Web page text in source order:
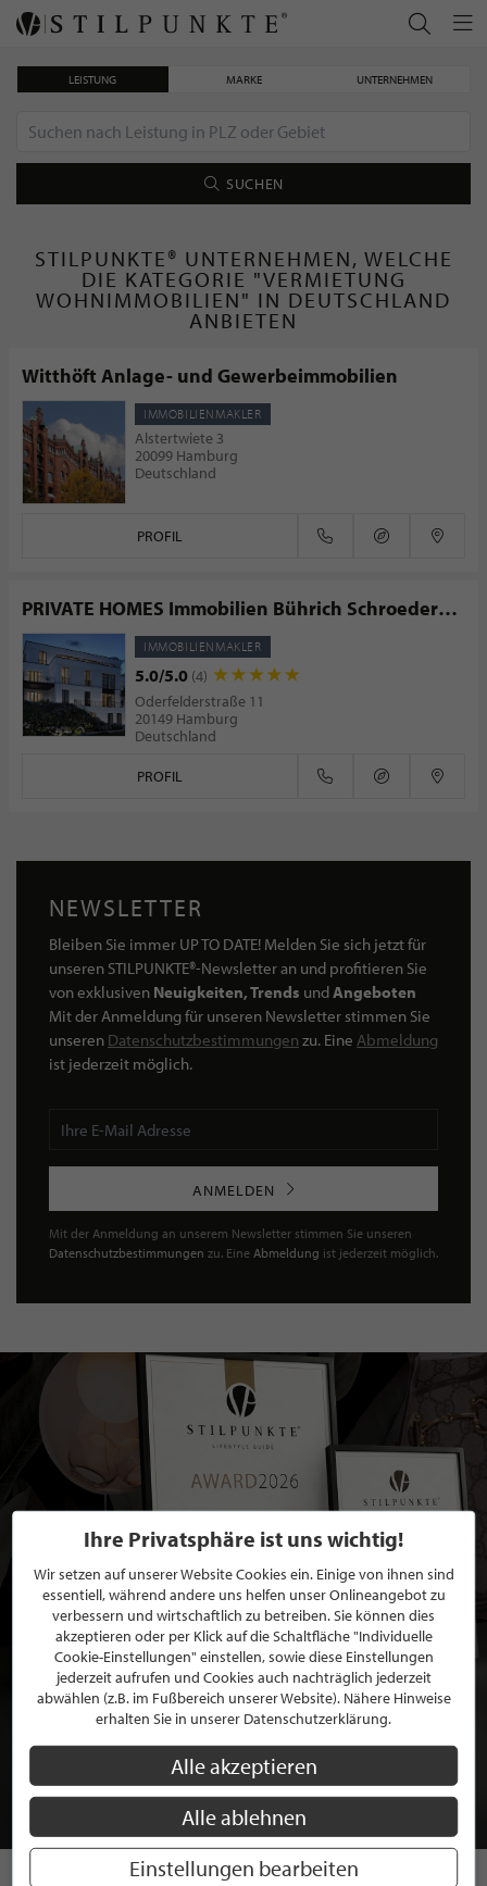
LEISTUNG MARKE UNTERNEHMEN
SUCHEN
STILPUNKTE® UNTERNEHMEN, WELCHE
DIE KATEGORIE "VERMIETUNG
WOHNIMMOBILIEN" IN DEUTSCHLAND
ANBIETEN
Witthöft Anlage- und Gewerbeimmobilien
IMMOBILIENMAKLER
Alstertwiete 3
20099 Hamburg
Deutschland
PROFIL
PRIVATE HOMES Immobilien Bührich Schroeder
GmbH & Co. KGIMMOBILIENMAKLER
5.0/5.0 (4)
Oderfelderstraße 11
20149 Hamburg
Deutschland
PROFIL
NEWSLETTER
Bleiben Sie immer UP TO DATE! Melden Sie sich jetzt für
unseren STILPUNKTE®-Newsletter an und profitieren Sie
von exklusiven Neuigkeiten, Trends undAngeboten
Mit der Anmeldung für unseren Newsletter stimmen Sie
unseren Datenschutzbestimmungen zu. Eine Abmeldung
ist jederzeit möglich.
ANMELDEN
Mit der Anmeldung an unserem Newsletter stimmen Sie unseren
Datenschutzbestimmungen zu. Eine Abmeldung ist jederzeit möglich.
BEWERBEN SIE SICH FÜR EINE GRATIS
MITGLIEDSCHAFT BEI STILPUNKTE®
JETZT GRATIS BEWERBEN
Ihre Privatsphäre ist uns wichtig!
Wir setzen auf unserer Website Cookies ein. Einige von ihnen sind
essentiell, während andere uns helfen unser Onlineangebot zu
verbessern und wirtschaftlich zu betreiben. Sie können dies
akzeptieren oder per Klick auf die Schaltfläche "Individuelle
Cookie-Einstellungen" einstellen, sowie diese Einstellungen
jederzeit aufrufen und Cookies auch nachträglich jederzeit
abwählen (z.B. im Fußbereich unserer Website). Nähere Hinweise
erhalten Sie in unserer Datenschutzerklärung.
Alle akzeptieren
Alle ablehnen
Einstellungen bearbeiten